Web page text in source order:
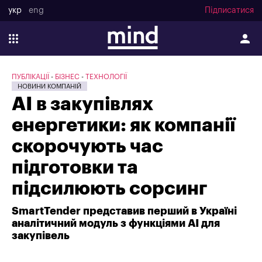
укр eng Підписатися
ПУБЛІКАЦІЇ БІЗНЕС ТЕХНОЛОГІЇ
НОВИНИ КОМПАНІЙ
AI в закупівлях
енергетики: як компанії
скорочують час
підготовки та
підсилюють сорсинг
SmartTender представив перший в Україні
аналітичний модуль з функціями АІ для
закупівель